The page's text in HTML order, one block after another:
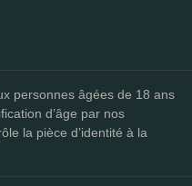
personnes âgées de 18 ans
d’âge par nos
la pièce d’identité à la